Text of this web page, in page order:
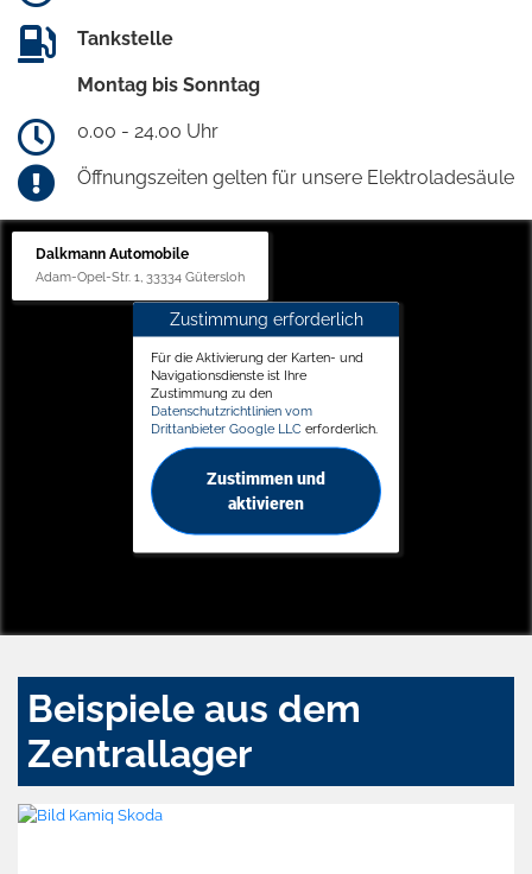
Tankstelle
Montag bis Sonntag
0.00 - 24.00 Uhr
Öffnungszeiten gelten für unsere Elektroladesäule
Dalkmann Automobile
Adam-Opel-Str. 1, 33334 Gütersloh
Zustimmung erforderlich
Für die Aktivierung der Karten- und
Navigationsdienste ist Ihre
Zustimmung zu den
Datenschutzrichtlinien vom
Drittanbieter Google LLC erforderlich.
Zustimmen und
aktivieren
Beispiele aus dem
Zentrallager